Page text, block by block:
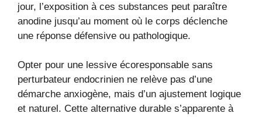
jour, l’exposition à ces substances peut paraître
anodine jusqu’au moment où le corps déclenche
une réponse défensive ou pathologique.
Opter pour une lessive écoresponsable sans
perturbateur endocrinien ne relève pas d’une
démarche anxiogène, mais d’un ajustement logique
et naturel. Cette alternative durable s’apparente à